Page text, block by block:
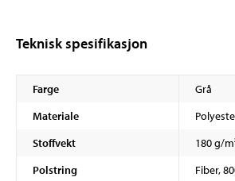
Teknisk spesifikasjon
Farge
Grå
Materiale
Stoffvekt
180 g/
Polstring
Fiber,